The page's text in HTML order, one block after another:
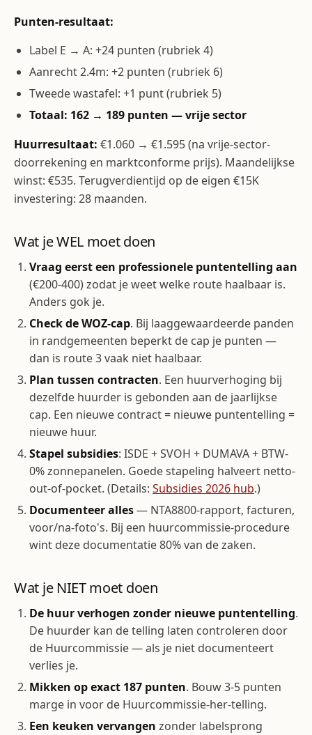
Punten-resultaat:
Label E → A: +24 punten (rubriek 4)
Aanrecht 2.4m: +2 punten (rubriek 6)
Tweede wastafel: +1 punt (rubriek 5)
Totaal: 162 → 189 punten — vrije sector
Huurresultaat: €1.060 → €1.595 (na vrije-sector-
doorrekening en marktconforme prijs). Maandelijkse
winst: €535. Terugverdientijd op de eigen €15K
investering: 28 maanden.
Wat je WEL moet doen
Vraag eerst een professionele puntentelling aan
(€200-400) zodat je weet welke route haalbaar is.
Anders gok je.
Check de WOZ-cap. Bij laaggewaardeerde panden
in randgemeenten beperkt de cap je punten —
dan is route 3 vaak niet haalbaar.
Plan tussen contracten. Een huurverhoging bij
dezelfde huurder is gebonden aan de jaarlijkse
cap. Een nieuwe contract = nieuwe puntentelling =
nieuwe huur.
Stapel subsidies: ISDE + SVOH + DUMAVA + BTW-
0% zonnepanelen. Goede stapeling halveert netto-
out-of-pocket. (Details: Subsidies 2026 hub.)
Documenteer alles— NTA8800-rapport, facturen,
voor/na-foto's. Bij een huurcommissie-procedure
wint deze documentatie 80% van de zaken.
Wat je NIET moet doen
De huur verhogen zonder nieuwe puntentelling.
De huurder kan de telling laten controleren door
de Huurcommissie — als je niet documenteert
verlies je.
Mikken op exact 187 punten. Bouw 3-5 punten
marge in voor de Huurcommissie-her-telling.
Een keuken vervangen zonder labelsprong